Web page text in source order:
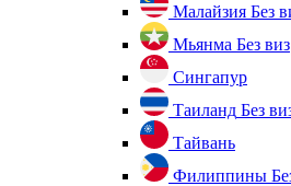
Малайзия Без
Мьянма Без виз
Сингапур
Таиланд Без
Тайвань
Филиппины